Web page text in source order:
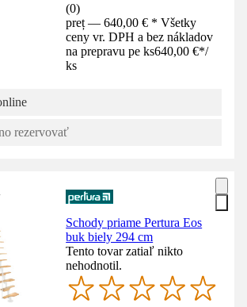
(0)
preț — 640,00 € * Všetky
ceny vr. DPH a bez nákladov
na prepravu pe ks640,00 €*/
ks
rezervovať
Schody priame Pertura Eos
buk biely 294 cm
Tento tovar zatiaľ nikto
nehodnotil.